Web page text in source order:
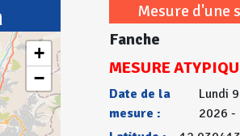
+
−
Mesure d'une
Fanche
MESURE
Date de la
mesure :
Lundi
2026 -